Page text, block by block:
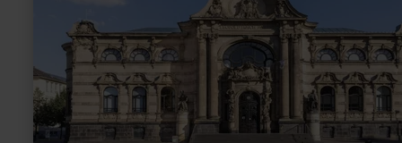
Museum
Düren